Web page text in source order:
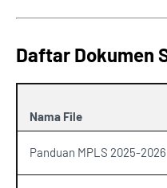
Daftar Dokumen
Nama File
Panduan MPLS 2025-2026